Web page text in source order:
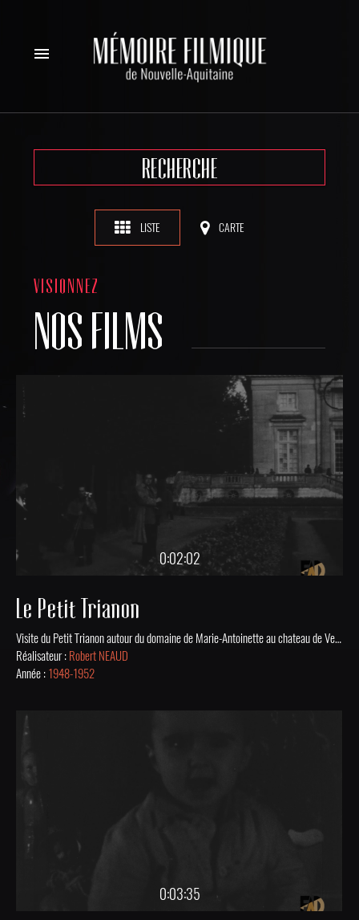
menu
RECHERCHE
LISTE CARTE
VISIONNEZ
NOS FILMS
0:02:02
Le Petit Trianon
Visite du Petit Trianon autour du domaine de Marie-Antoinette au chateau de Versailles. Mis en ligne grâce au soutien financier de la DRAC Nouvelle-Aquitaine.
Réalisateur : Robert NEAUD
Année : 1948-1952
0:03:35